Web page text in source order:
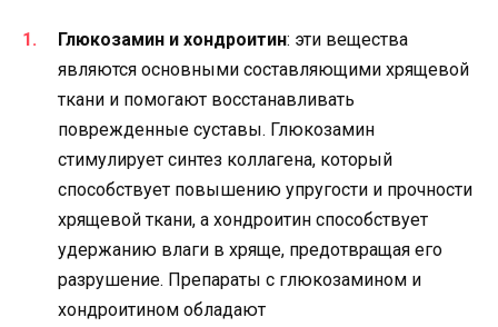
Глюкозамин и хондроитин: эти вещества
являются основными составляющими хрящевой
ткани и помогают восстанавливать
поврежденные суставы. Глюкозамин
стимулирует синтез коллагена, который
способствует повышению упругости и прочности
хрящевой ткани, а хондроитин способствует
удержанию влаги в хряще, предотвращая его
разрушение. Препараты с глюкозамином и
хондроитином обладают